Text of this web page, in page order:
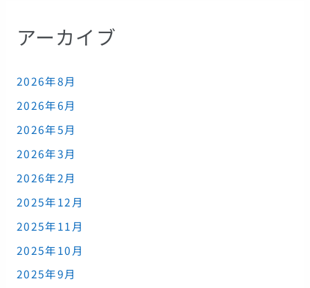
アーカイブ
2026年8月
2026年6月
2026年5月
2026年3月
2026年2月
2025年12月
2025年11月
2025年10月
2025年9月